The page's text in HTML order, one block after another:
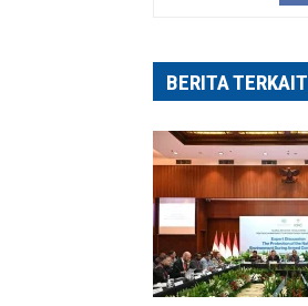
BERITA TERKAIT